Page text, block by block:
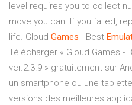
level requires you to collect
move you can. If you failed,
life. Gloud Games - Best
Télécharger « Gloud Games -
ver.2.3.9 » gratuitement sur
un smartphone ou une
versions des meilleures